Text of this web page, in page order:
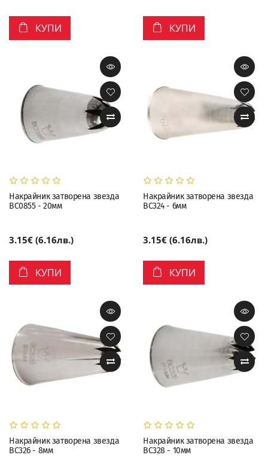
КУПИ КУПИ
Накрайник затворена звезда
BC0855 - 20мм
3.15€ (6.16лв.)
КУПИ
Накрайник затворена звезда
BC324 - 6мм
3.15€ (6.16лв.)
КУПИ
Накрайник затворена звезда
BC326 - 8мм
Накрайник затворена звезда
BC328 - 10мм